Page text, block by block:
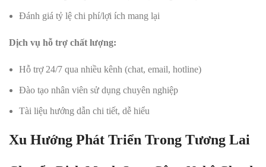
Đánh giá tỷ lệ chi phí/lợi ích mang lại
Dịch vụ hỗ trợ chất lượng:
Hỗ trợ 24/7 qua nhiều kênh (chat, email, hotline)
Đào tạo nhân viên sử dụng chuyên nghiệp
Tài liệu hướng dẫn chi tiết, dễ hiểu
Xu Hướng Phát Triển Trong Tương Lai